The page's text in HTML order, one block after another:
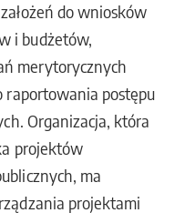
do wniosków
i budżetów,
merytorycznych
raportowania postępu
Organizacja, która
projektów
ma
projektami